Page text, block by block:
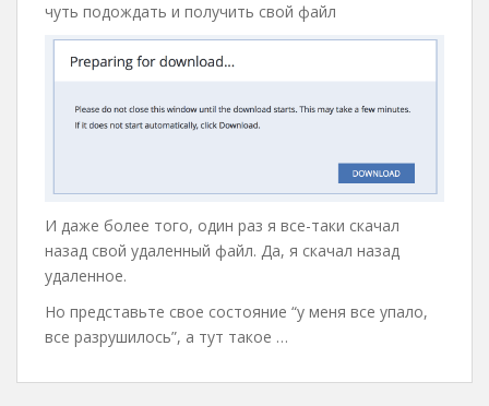
чуть подождать и получить свой файл
И даже более того, один раз я все-таки скачал
назад свой удаленный файл. Да, я скачал назад
удаленное.
Но представьте свое состояние “у меня все упало,
все разрушилось”, а тут такое …